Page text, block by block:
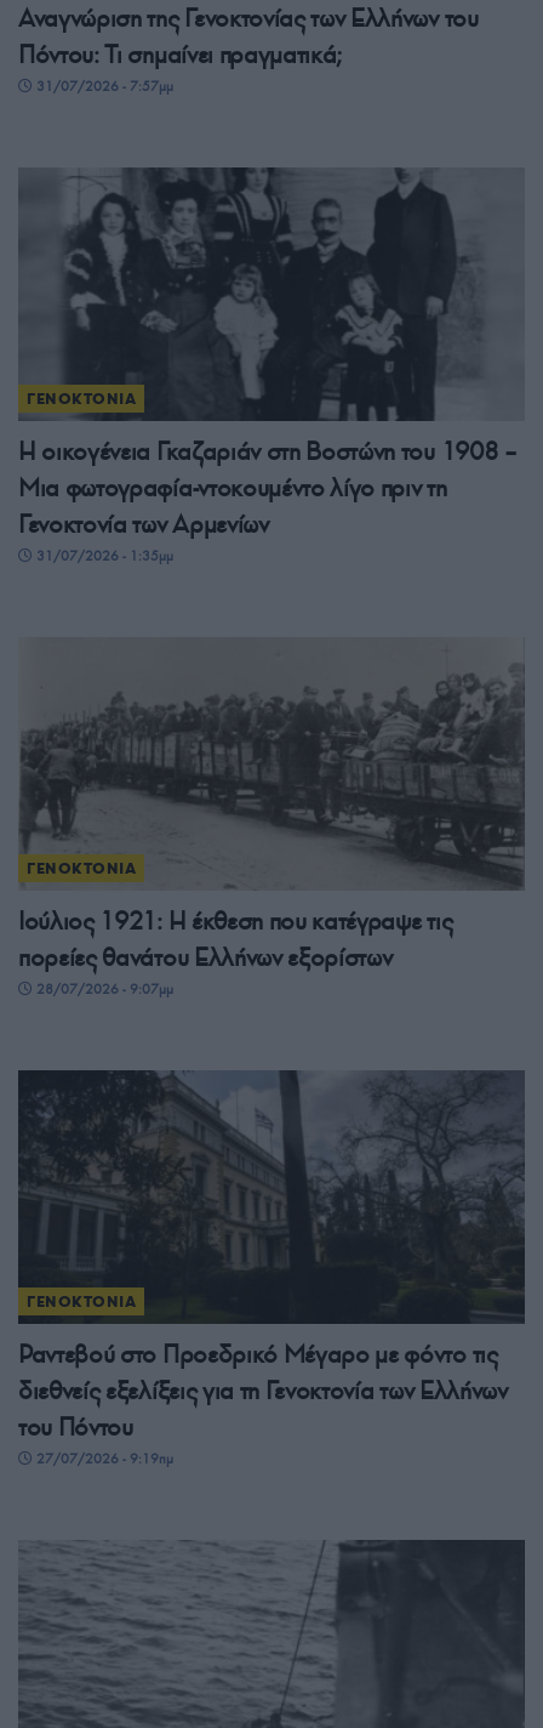
Αναγνώριση της Γενοκτονίας των Ελλήνων του
Πόντου: Τι σημαίνει πραγματικά;
31/07/2026 - 7:57μμ
ΓΕΝΟΚΤΟΝΙΑ
Η οικογένεια Γκαζαριάν στη Βοστώνη του 1908 –
Μια φωτογραφία-ντοκουμέντο λίγο πριν τη
Γενοκτονία των Αρμενίων
31/07/2026 - 1:35μμ
ΓΕΝΟΚΤΟΝΙΑ
Ιούλιος 1921: Η έκθεση που κατέγραψε τις
πορείες θανάτου Ελλήνων εξορίστων
28/07/2026 - 9:07μμ
ΓΕΝΟΚΤΟΝΙΑ
Ραντεβού στο Προεδρικό Μέγαρο με φόντο τις
διεθνείς εξελίξεις για τη Γενοκτονία των Ελλήνων
του Πόντου
27/07/2026 - 9:19πμ